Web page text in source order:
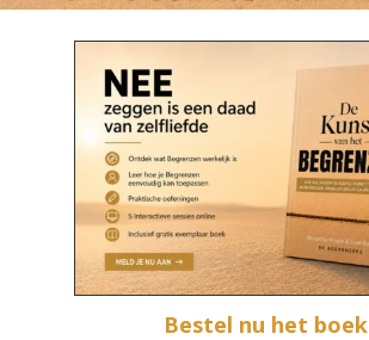
Bestel nu het boek